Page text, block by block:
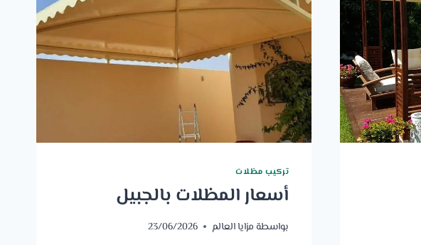
تركيب مظلات
أسعار المظلات بالجبيل
بواسطة مزايا العالم 23/06/2026